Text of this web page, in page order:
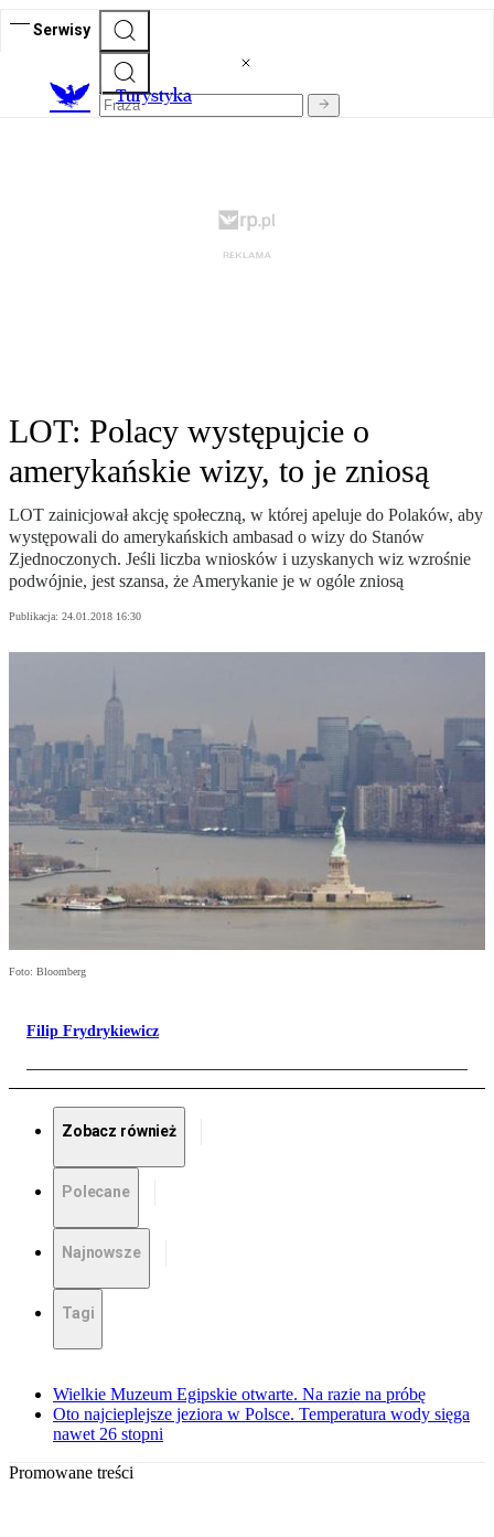
Serwisy
Turystyka
LOT: Polacy występujcie o
amerykańskie wizy, to je zniosą
LOT zainicjował akcję społeczną, w której apeluje do Polaków, aby
występowali do amerykańskich ambasad o wizy do Stanów
Zjednoczonych. Jeśli liczba wniosków i uzyskanych wiz wzrośnie
podwójnie, jest szansa, że Amerykanie je w ogóle zniosą
Publikacja: 24.01.2018 16:30
Foto: Bloomberg
Filip Frydrykiewicz
Zobacz również
Polecane
Najnowsze
Tagi
Wielkie Muzeum Egipskie otwarte. Na razie na próbę
Oto najcieplejsze jeziora w Polsce. Temperatura wody sięga
nawet 26 stopni
Promowane treści